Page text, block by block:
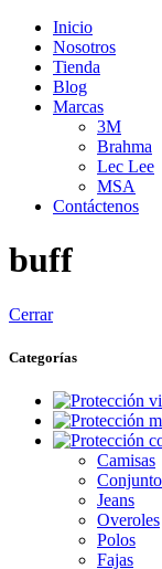
Inicio
Nosotros
Tienda
Blog
Marcas
3M
Brahma
Lec Lee
MSA
Contáctenos
buff
Cerrar
Categorías
Camisas
Jeans
Overoles
Polos
Fajas